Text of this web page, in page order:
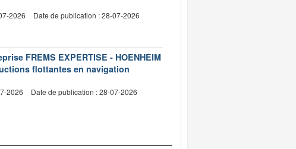
2026 Date de publication : 28-07-2026
FREMS EXPERTISE - HOENHEIM
flottantes en navigation
2026 Date de publication : 28-07-2026